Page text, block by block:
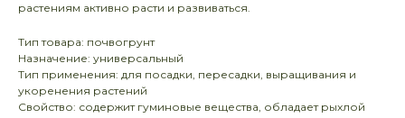
растениям активно расти и развиваться.
Тип товара: почвогрунт
Назначение: универсальный
Тип применения: для посадки, пересадки, выращивания и
укоренения растений
Свойство: содержит гуминовые вещества, обладает рыхлой